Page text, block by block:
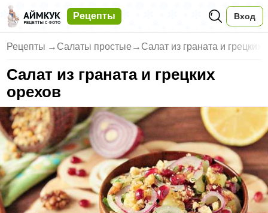
Рецепты Вход
Рецепты → Салаты простые → Салат из граната и грецких
Салат из граната и грецких
орехов